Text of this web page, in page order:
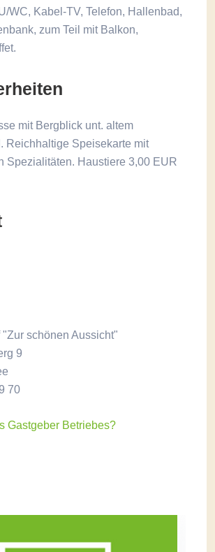
WC, Kabel-TV, Telefon, Hallenbad,
zum Teil mit Balkon,
mit Bergblick unt. altem
Reichhaltige Speisekarte mit
Spezialitäten. Haustiere 3,00 EUR
"Zur schönen Aussicht"
9
70
Gastgeber Betriebes?